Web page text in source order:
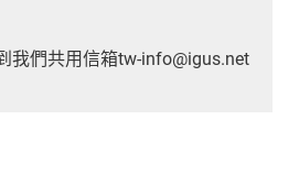
我們共用信箱tw-info@igus.net